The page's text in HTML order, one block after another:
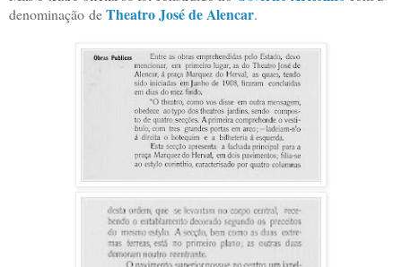
denominação deTheatro José de Alencar.